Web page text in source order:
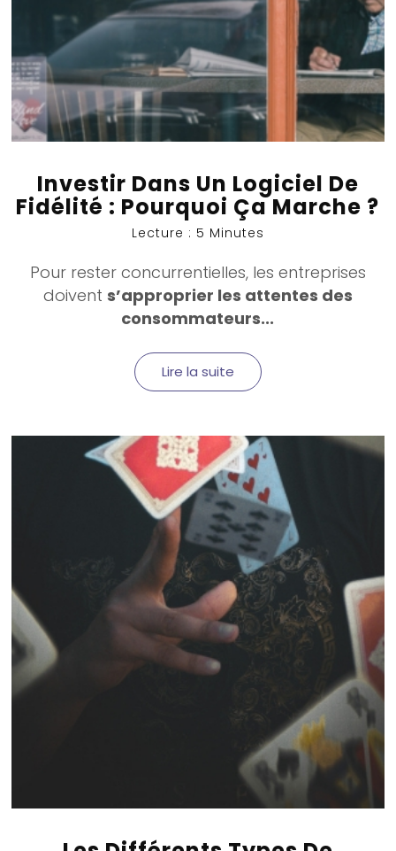
Investir Dans Un Logiciel De
Fidélité : Pourquoi Ça Marche ?
Lecture : 5 Minutes
Pour rester concurrentielles, les entreprises
doivent s’approprier les attentes des
consommateurs...
Lire la suite